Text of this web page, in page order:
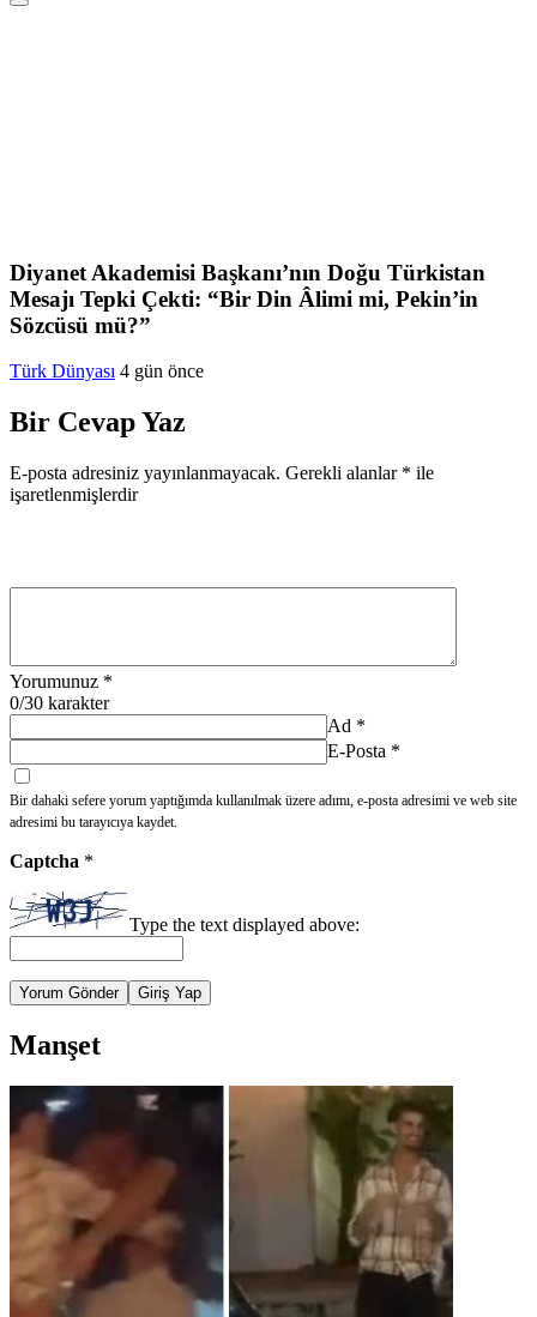
Diyanet Akademisi Başkanı’nın Doğu Türkistan
Mesajı Tepki Çekti: “Bir Din Âlimi mi, Pekin’in
Sözcüsü mü?”
Türk Dünyası 4 gün önce
Bir Cevap Yaz
E-posta adresiniz yayınlanmayacak. Gerekli alanlar * ile
işaretlenmişlerdir
Yorumunuz *
0/30 karakter
Ad *
E-Posta *
Bir dahaki sefere yorum yaptığımda kullanılmak üzere adımı, e-posta adresimi ve web site
adresimi bu tarayıcıya kaydet.
Captcha *
Type the text displayed above:
Yorum Gönder Giriş Yap
Manşet